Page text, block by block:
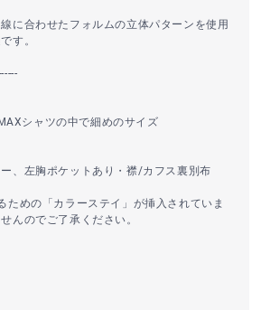
に合わせたフォルムの立体パターンを使用
す。
シャツの中で細めのサイズ
、左胸ポケットあり・襟/カフス裏別布
ための「カラーステイ」が挿入されていま
んのでご了承ください。